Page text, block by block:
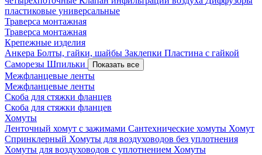
пластиковые универсальные
Траверса монтажная
Траверса монтажная
Крепежные изделия
Анкера Болты, гайки, шайбы Заклепки Пластина с гайкой
Саморезы Шпильки Показать все
Межфланцевые ленты
Межфланцевые ленты
Скоба для стяжки фланцев
Скоба для стяжки фланцев
Хомуты
Ленточный хомут с зажимами Сантехнические хомуты Хомут
Спринклерный Хомуты для воздуховодов без уплотнения
Хомуты для воздуховодов с уплотнением Хомуты